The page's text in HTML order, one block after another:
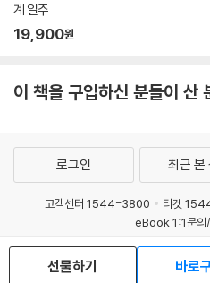
계 일주
19,900원
이 책을 구입하신 분들이 산
선물하기 바로
로그인 최근 본
고객센터 1544-3800 티켓
eBook 1:1문의
예스이십사(주)
이용약관
개인정보처리